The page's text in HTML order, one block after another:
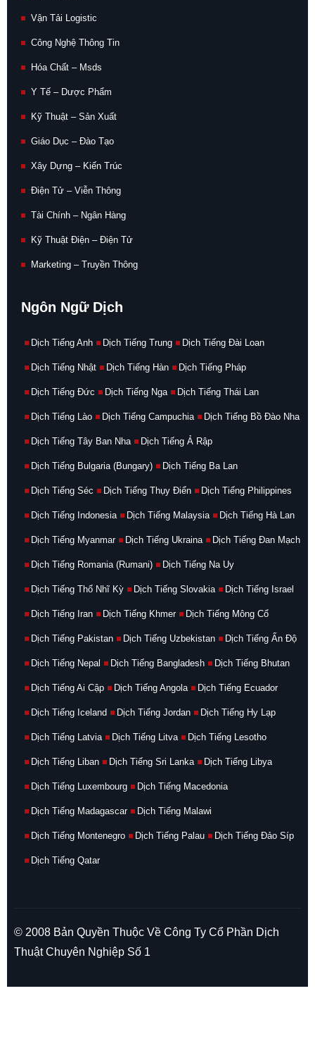
Vận Tải Logistic
Công Nghệ Thông Tin
Hóa Chất – Msds
Y Tế – Dược Phẩm
Kỹ Thuật – Sản Xuất
Giáo Dục – Đào Tạo
Xây Dựng – Kiến Trúc
Điện Tử – Viễn Thông
Tài Chính – Ngân Hàng
Kỹ Thuật Điện – Điện Tử
Marketing – Truyền Thông
Ngôn Ngữ Dịch
Dịch Tiếng Anh Dịch Tiếng Trung Dịch Tiếng Đài Loan
Dịch Tiếng Nhật Dịch Tiếng Hàn Dịch Tiếng Pháp
Dịch Tiếng Đức Dịch Tiếng Nga Dịch Tiếng Thái Lan
Dịch Tiếng Lào Dịch Tiếng Campuchia Dịch Tiếng Bồ Đào Nha
Dịch Tiếng Tây Ban Nha Dịch Tiếng Ả Rập
Dịch Tiếng Bulgaria (Bungary) Dịch Tiếng Ba Lan
Dịch Tiếng Séc Dịch Tiếng Thụy Điển Dịch Tiếng Philippines
Dịch Tiếng Indonesia Dịch Tiếng Malaysia Dịch Tiếng Hà Lan
Dịch Tiếng Myanmar Dịch Tiếng Ukraina Dịch Tiếng Đan Mạch
Dịch Tiếng Romania (Rumani) Dịch Tiếng Na Uy
Dịch Tiếng Thổ Nhĩ Kỳ Dịch Tiếng Slovakia Dịch Tiếng Israel
Dịch Tiếng Iran Dịch Tiếng Khmer Dịch Tiếng Mông Cổ
Dịch Tiếng Pakistan Dịch Tiếng Uzbekistan Dịch Tiếng Ấn Độ
Dịch Tiếng Nepal Dịch Tiếng Bangladesh Dịch Tiếng Bhutan
Dịch Tiếng Ai Cập Dịch Tiếng Angola Dịch Tiếng Ecuador
Dịch Tiếng Iceland Dịch Tiếng Jordan Dịch Tiếng Hy Lạp
Dịch Tiếng Latvia Dịch Tiếng Litva Dịch Tiếng Lesotho
Dịch Tiếng Liban Dịch Tiếng Sri Lanka Dịch Tiếng Libya
Dịch Tiếng Luxembourg Dịch Tiếng Macedonia
Dịch Tiếng Madagascar Dịch Tiếng Malawi
Dịch Tiếng Montenegro Dịch Tiếng Palau Dịch Tiếng Đảo Síp
Dịch Tiếng Qatar
© 2008 Bản Quyền Thuộc Về Công Ty Cổ Phần Dịch
Thuật Chuyên Nghiệp Số 1